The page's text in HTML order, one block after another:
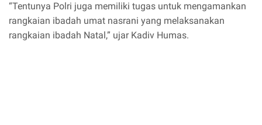
“Tentunya Polri juga memiliki tugas untuk mengamankan
rangkaian ibadah umat nasrani yang melaksanakan
rangkaian ibadah Natal,” ujar Kadiv Humas.